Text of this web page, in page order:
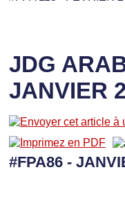
JDG
JANVIER
#FPA86 -